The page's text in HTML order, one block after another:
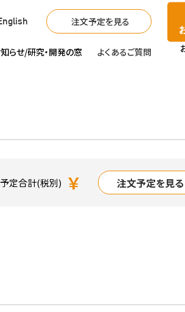
注文予定を見る
らせ/研究・開発の窓 よくあるご質問
定合計(税別) ￥ 注文予定を見る